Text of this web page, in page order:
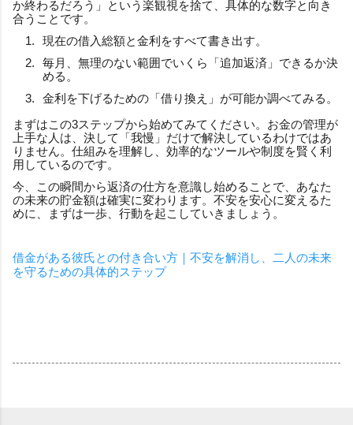
か終わるだろう」という楽観視を捨て、具体的な数字と向き
合うことです。
現在の借入総額と金利をすべて書き出す。
毎月、無理のない範囲でいくら「追加返済」できるか決
める。
金利を下げるための「借り換え」が可能か調べてみる。
まずはこの3ステップから始めてみてください。お金の管理が
上手な人は、決して「我慢」だけで解決しているわけではあ
りません。仕組みを理解し、効率的なツールや制度を賢く利
用しているのです。
今、この瞬間から返済の仕方を意識し始めることで、あなた
の未来の貯金額は確実に変わります。不安を安心に変えるた
めに、まずは一歩、行動を起こしていきましょう。
借金がある彼氏との付き合い方｜不安を解消し、二人の未来
を守るための具体的ステップ